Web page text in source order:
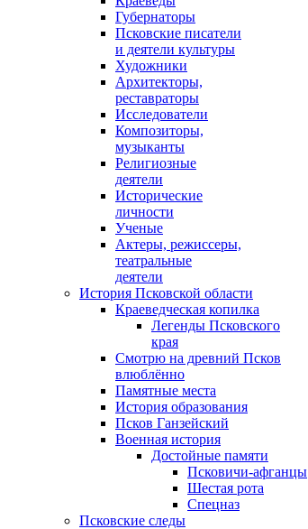
Губернаторы
Псковские писатели
и деятели культуры
Художники
Архитекторы,
реставраторы
Исследователи
Композиторы,
музыканты
Религиозные
деятели
Исторические
личности
Ученые
Актеры, режиссеры,
театральные
деятели
История Псковской области
Краеведческая копилка
Легенды Псковского
края
Смотрю на древний Псков
влюблённо
Памятные места
История образования
Псков Ганзейский
Военная история
Достойные памяти
Псковичи-афганцы
Шестая рота
Спецназ
Псковские следы